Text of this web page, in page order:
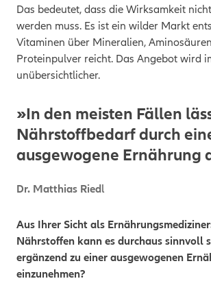
Das bedeutet, dass die Wirksamkeit
werden muss. Es ist ein wilder Markt
Vitaminen über Mineralien,
Proteinpulver reicht. Das Angebot wird
unübersichtlicher.
»In den meisten Fällen
Nährstoffbedarf durch
ausgewogene Ernährung
Dr. Matthias Ried l
Aus Ihrer Sicht als
Nährstoffen kann es durchaus sinnvoll
ergänzend zu einer ausgewogenen
einzunehmen?